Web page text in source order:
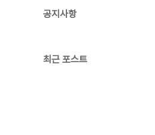
공지사항
최근 포스트